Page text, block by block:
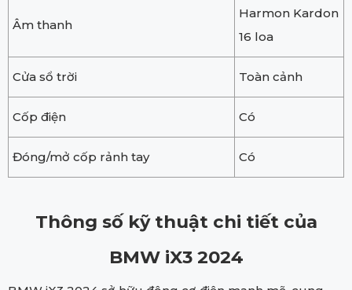
Âm thanh
Harmon Kardon
16 loa
Cửa sổ trời Toàn cảnh
Cốp điện Có
Đóng/mở cốp rảnh tay Có
Thông số kỹ thuật chi tiết của
BMW iX3 2024